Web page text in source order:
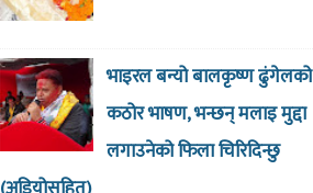
भाइरल बन्यो बालकृष्ण ढुंगेलको
कठोर भाषण, भन्छन् मलाइ मुद्दा
लगाउनेको फिला चिरिदिन्छु